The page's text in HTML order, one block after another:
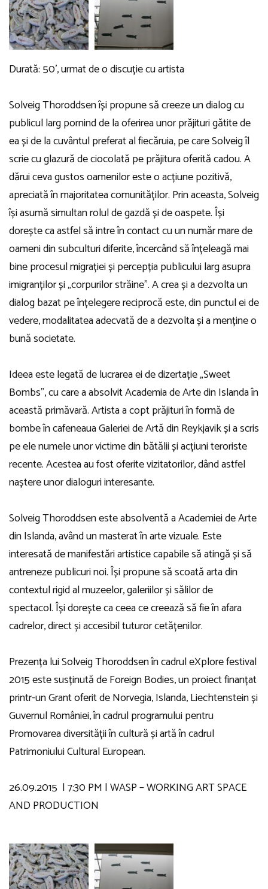
Durată: 50’, urmat de o discuție cu artista
Solveig Thoroddsen își propune să creeze un dialog cu
publicul larg pornind de la oferirea unor prăjituri gătite de
ea și de la cuvântul preferat al fiecăruia, pe care Solveig îl
scrie cu glazură de ciocolată pe prăjitura oferită cadou. A
dărui ceva gustos oamenilor este o acțiune pozitivă,
apreciată în majoritatea comunităților. Prin aceasta, Solveig
își asumă simultan rolul de gazdă și de oaspete. Își
dorește ca astfel să intre în contact cu un număr mare de
oameni din subculturi diferite, încercând să înțeleagă mai
bine procesul migrației și percepția publicului larg asupra
imigranților și „corpurilor străine”. A crea și a dezvolta un
dialog bazat pe înțelegere reciprocă este, din punctul ei de
vedere, modalitatea adecvată de a dezvolta și a menține o
bună societate.
Ideea este legată de lucrarea ei de dizertație „Sweet
Bombs”, cu care a absolvit Academia de Arte din Islanda în
această primăvară. Artista a copt prăjituri în formă de
bombe în cafeneaua Galeriei de Artă din Reykjavik și a scris
pe ele numele unor victime din bătălii și acțiuni teroriste
recente. Acestea au fost oferite vizitatorilor, dând astfel
naștere unor dialoguri interesante.
Solveig Thoroddsen este absolventă a Academiei de Arte
din Islanda, având un masterat în arte vizuale. Este
interesată de manifestări artistice capabile să atingă și să
antreneze publicuri noi. Își propune să scoată arta din
contextul rigid al muzeelor, galeriilor și sălilor de
spectacol. Își dorește ca ceea ce creează să fie în afara
cadrelor, direct și accesibil tuturor cetățenilor.
Prezența lui Solveig Thoroddsen în cadrul eXplore festival
2015 este susținută de Foreign Bodies, un proiect finanțat
printr-un Grant oferit de Norvegia, Islanda, Liechtenstein și
Guvernul României, în cadrul programului pentru
Promovarea diversității în cultură și artă în cadrul
Patrimoniului Cultural European.
26.09.2015 | 7:30 PM | WASP – WORKING ART SPACE
AND PRODUCTION